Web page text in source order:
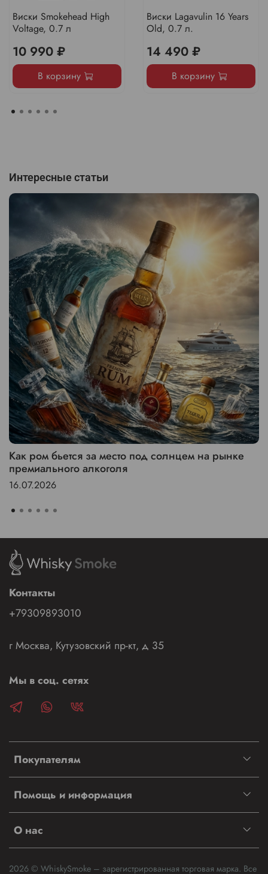
Виски Smokehead High
Voltage, 0.7 л
10 990 ₽
В корзину
Виски Lagavulin 16 Years
Old, 0.7 л.
14 490 ₽
В корзину
Интересные статьи
Как ром бьется за место под солнцем на рынке
премиального алкоголя
16.07.2026
Покупателям
Помощь и информация
О нас
Контакты
+79309893010
г Москва, Кутузовский пр-кт, д 35
Мы в соц. сетях
2026 © WhiskySmoke – зарегистрированная торговая марка. Все